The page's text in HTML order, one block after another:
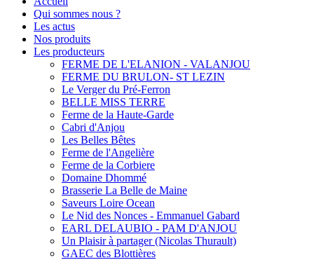
Qui sommes nous ?
Les actus
Nos produits
Les producteurs
FERME DE L'ELANION - VALANJOU
FERME DU BRULON- ST LEZIN
Le Verger du Pré-Ferron
BELLE MISS TERRE
Ferme de la Haute-Garde
Cabri d'Anjou
Les Belles Bêtes
Ferme de l'Angelière
Ferme de la Corbiere
Domaine Dhommé
Brasserie La Belle de Maine
Saveurs Loire Ocean
Le Nid des Nonces - Emmanuel Gabard
EARL DELAUBIO - PAM D'ANJOU
Un Plaisir à partager (Nicolas Thurault)
GAEC des Blottières